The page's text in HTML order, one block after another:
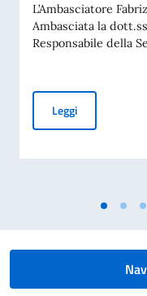
L’Ambasciatore
Ambasciata la
Responsabile della
LeggiIncontro